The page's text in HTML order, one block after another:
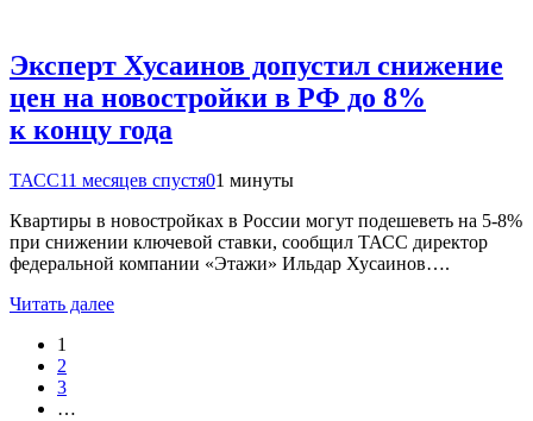
Эксперт Хусаинов допустил снижение
цен на новостройки в РФ до 8%
к концу года
ТАСС11 месяцев спустя01 минуты
Квартиры в новостройках в России могут подешеветь на 5-8%
при снижении ключевой ставки, сообщил ТАСС директор
федеральной компании «Этажи» Ильдар Хусаинов….
Читать далее
1
2
3
…